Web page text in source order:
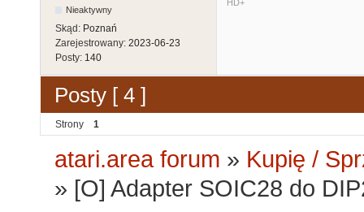
Nieaktywny
Skąd: Poznań
Zarejestrowany: 2023-06-23
Posty: 140
HD+
Posty [ 4 ]
Strony 1
atari.area forum » Kupię /
» [O] Adapter SOIC28 do